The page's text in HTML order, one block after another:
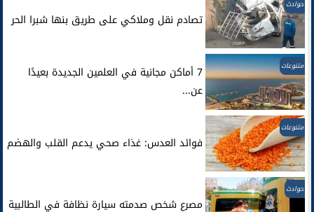
حوادث
تصادم نقل وملاكي على طريق بنها شبرا الحر
متنوعات
7 أماكن مجانية في العلمين الجديدة بعيدًا
عن...
متنوعات
فوائد العدس: غذاء صحي يدعم القلب والهضم
حوادث
مصرع شخص صدمته سيارة نظافة في الطالبية